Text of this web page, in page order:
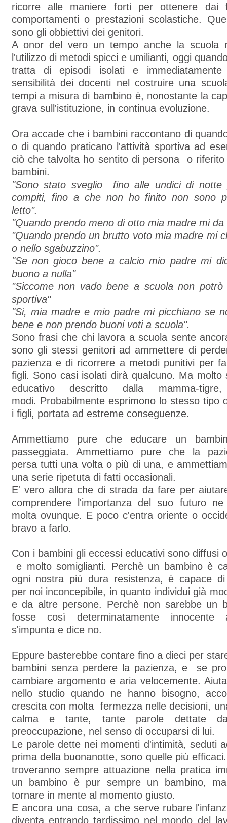
ricorre alle maniere forti per ottenere dai
comportamenti o prestazioni scolastiche.
sono gli obbiettivi dei genitori.
A onor del vero un tempo anche la scuola
l'utilizzo di metodi spicci e umilianti, oggi
tratta di episodi isolati e immediatamente
sensibilità dei docenti nel costruire una
tempi a misura di bambino è, nonostante la
grava sull'istituzione, in continua evoluzione.
Ora accade che i bambini raccontano di
o di quando praticano l'attività sportiva ad
ciò che talvolta ho sentito di persona o
bambini.
"Sono stato sveglio fino alle undici di notte
compiti, fino a che non ho finito non sono
letto".
"Quando prendo meno di otto mia madre mi da
"Quando prendo un brutto voto mia madre mi
o nello sgabuzzino".
"Se non gioco bene a calcio mio padre mi
buono a nulla"
"Siccome non vado bene a scuola non
sportiva"
"Si, mia madre e mio padre mi picchiano se
bene e non prendo buoni voti a scuola".
Sono frasi che chi lavora a scuola sente
sono gli stessi genitori ad ammettere di
pazienza e di ricorrere a metodi punitivi per
figli. Sono casi isolati dirà qualcuno. Ma molto
educativo descritto dalla mamma-
modi. Probabilmente esprimono lo stesso tipo
i figli, portata ad estreme conseguenze.
Ammettiamo pure che educare un
passeggiata. Ammettiamo pure che la
persa tutti una volta o più di una, e
una serie ripetuta di fatti occasionali.
E' vero allora che di strada da fare per
comprendere l'importanza del suo futuro
molta ovunque. E poco c'entra oriente o
bravo a farlo.
Con i bambini gli eccessi educativi sono diffusi
e molto somiglianti. Perchè un bambino è
ogni nostra più dura resistenza, è capace
per noi inconcepibile, in quanto individui già
e da altre persone. Perchè non sarebbe un
fosse così determinatamente innocente
s'impunta e dice no.
Eppure basterebbe contare fino a dieci per
bambini senza perdere la pazienza, e se
cambiare argomento e aria velocemente.
nello studio quando ne hanno bisogno,
crescita con molta fermezza nelle decisioni,
calma e tante, tante parole dettate
preoccupazione, nel senso di occuparsi di lui.
Le parole dette nei momenti d'intimità, seduti
prima della buonanotte, sono quelle più
troveranno sempre attuazione nella pratica
un bambino è pur sempre un bambino,
tornare in mente al momento giusto.
E ancora una cosa, a che serve rubare
diventa entrando tardissimo nel mondo del